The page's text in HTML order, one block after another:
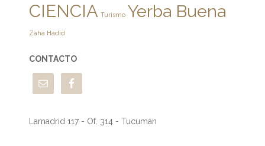
CIENCIA Turismo Yerba Buena
Zaha Hadid
CONTACTO
Lamadrid 117 - Of. 314 - Tucumán